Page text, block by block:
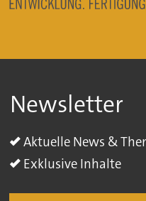
Newsletter
Aktuelle News &
Exklusive Inhalte